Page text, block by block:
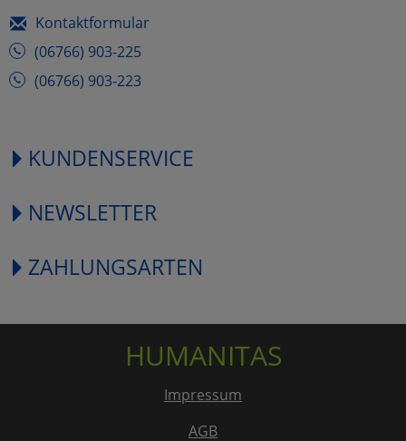
Kontaktformular
(06766) 903-225
(06766) 903-223
KUNDENSERVICE
NEWSLETTER
ZAHLUNGSARTEN
HUMANITAS
Impressum
AGB